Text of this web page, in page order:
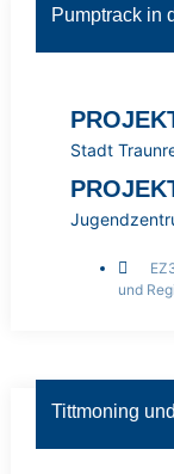
Pumptrack in
Stadt
und
Tittmoning